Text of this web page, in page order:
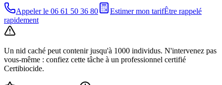
Appeler le 06 61 50 36 80 Estimer mon tarifÊtre rappelé
rapidement
Un nid caché peut contenir jusqu'à 1000 individus. N'intervenez pas
vous-même : confiez cette tâche à un professionnel certifié
Certibiocide.